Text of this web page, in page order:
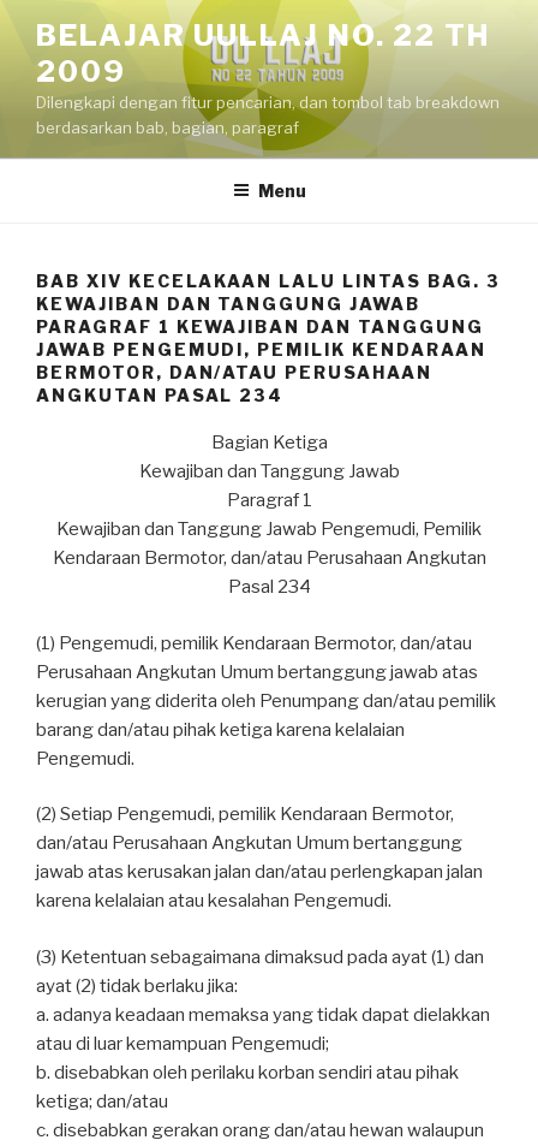
content
BELAJAR UULLAJ NO. 22 TH
2009
Dilengkapi dengan fitur pencarian, dan tombol tab breakdown
berdasarkan bab, bagian, paragraf
Menu
BAB XIV KECELAKAAN LALU LINTAS BAG. 3
KEWAJIBAN DAN TANGGUNG JAWAB
PARAGRAF 1 KEWAJIBAN DAN TANGGUNG
JAWAB PENGEMUDI, PEMILIK KENDARAAN
BERMOTOR, DAN/ATAU PERUSAHAAN
ANGKUTAN PASAL 234
Bagian Ketiga
Kewajiban dan Tanggung Jawab
Paragraf 1
Kewajiban dan Tanggung Jawab Pengemudi, Pemilik
Kendaraan Bermotor, dan/atau Perusahaan Angkutan
Pasal 234
(1) Pengemudi, pemilik Kendaraan Bermotor, dan/atau
Perusahaan Angkutan Umum bertanggung jawab atas
kerugian yang diderita oleh Penumpang dan/atau pemilik
barang dan/atau pihak ketiga karena kelalaian
Pengemudi.
(2) Setiap Pengemudi, pemilik Kendaraan Bermotor,
dan/atau Perusahaan Angkutan Umum bertanggung
jawab atas kerusakan jalan dan/atau perlengkapan jalan
karena kelalaian atau kesalahan Pengemudi.
(3) Ketentuan sebagaimana dimaksud pada ayat (1) dan
ayat (2) tidak berlaku jika:
a. adanya keadaan memaksa yang tidak dapat dielakkan
atau di luar kemampuan Pengemudi;
b. disebabkan oleh perilaku korban sendiri atau pihak
ketiga; dan/atau
c. disebabkan gerakan orang dan/atau hewan walaupun